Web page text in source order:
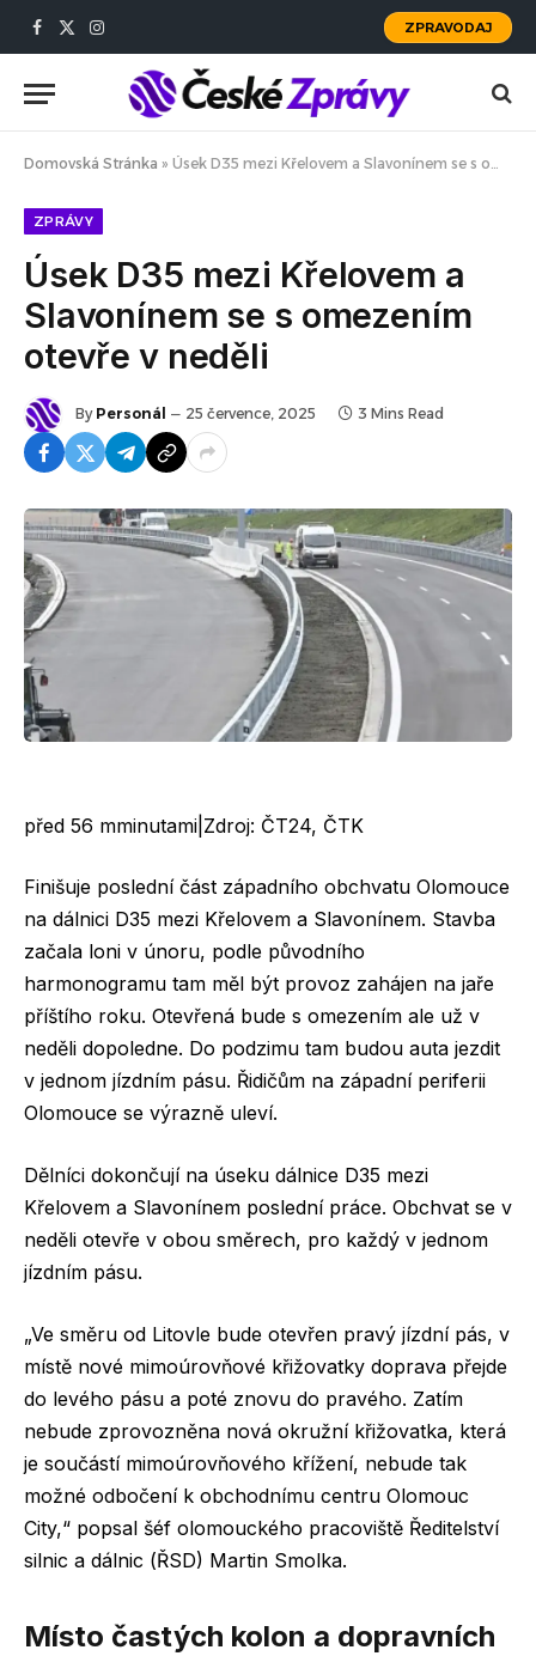
Facebook
X
Instagram
ZPRAVODAJ
Domovská Stránka » Úsek D35 mezi Křelovem a Slavonínem se s omezením otevře v neděli
ZPRÁVY
Úsek D35 mezi Křelovem a
Slavonínem se s omezením
otevře v neděli
By Personál 25 července, 2025 3 Mins Read
před 56 mminutami Zdroj: ČT24, ČTK
Finišuje poslední část západního obchvatu Olomouce
na dálnici D35 mezi Křelovem a Slavonínem. Stavba
začala loni v únoru, podle původního
harmonogramu tam měl být provoz zahájen na jaře
příštího roku. Otevřená bude s omezením ale už v
neděli dopoledne. Do podzimu tam budou auta jezdit
v jednom jízdním pásu. Řidičům na západní periferii
Olomouce se výrazně uleví.
Dělníci dokončují na úseku dálnice D35 mezi
Křelovem a Slavonínem poslední práce. Obchvat se v
neděli otevře v obou směrech, pro každý v jednom
jízdním pásu.
„Ve směru od Litovle bude otevřen pravý jízdní pás, v
místě nové mimoúrovňové křižovatky doprava přejde
do levého pásu a poté znovu do pravého. Zatím
nebude zprovozněna nová okružní křižovatka, která
je součástí mimoúrovňového křížení, nebude tak
možné odbočení k obchodnímu centru Olomouc
City,“ popsal šéf olomouckého pracoviště Ředitelství
silnic a dálnic (ŘSD) Martin Smolka.
Místo častých kolon a dopravních